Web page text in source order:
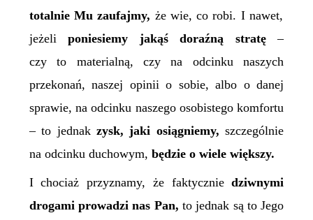
totalnie Muzaufajmy, że wie, co robi. I nawet,
jeżeliponiesiemy jakąś doraźną stratę–
czy to materialną, czy na odcinku naszych
przekonań, naszej opinii o sobie, albo o danej
sprawie, na odcinku naszego osobistego komfortu
– to jednak zysk, jaki osiągniemy,szczególnie
na odcinku duchowym, będzie o wiele większy.
I chociaż przyznamy, że faktyczniedziwnymi
drogami prowadzi nas Pan, to jednak są to Jego